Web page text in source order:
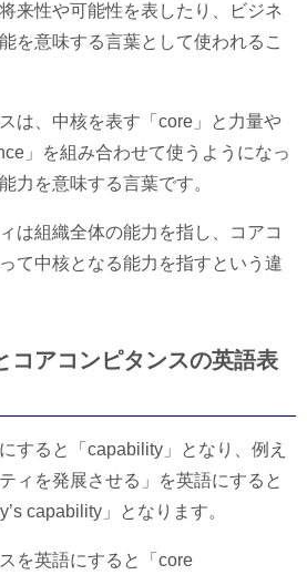
来性や可能性を表したり、ビジネ
を意味する言葉として使われるこ
は、中核を表す「core」と力量や
」を組み合わせて使うようになっ
力を意味する言葉です。
は組織全体の能力を指し、コアコ
て中核となる能力を指すという違
コアコンピタンスの英語表
すると「capability」となり、例え
ィを発展させる」を英語にすると
capability」となります。
を英語にすると「core